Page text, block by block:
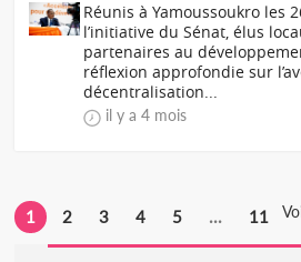
Réunis à Yamoussoukro les
l’initiative du Sénat, élus
partenaires au
réflexion approfondie sur
décentralisation...
il y a 4 mois
1 2 3 4 5 ... 11